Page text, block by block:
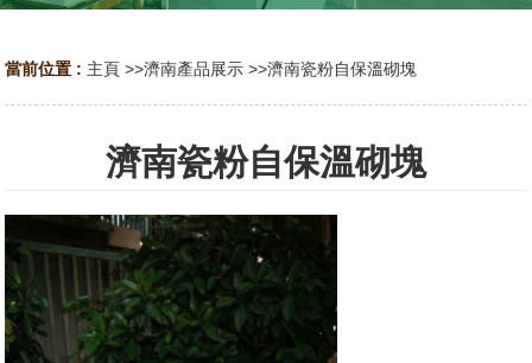
當前位置 : 主頁 >>濟南產品展示 >>濟南瓷粉自保溫砌塊
濟南瓷粉自保溫砌塊